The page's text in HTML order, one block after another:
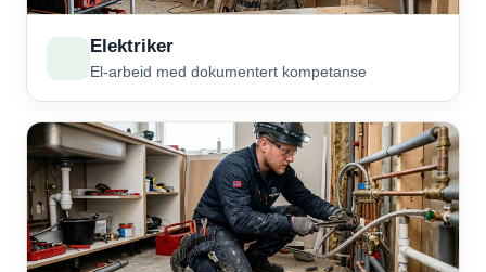
Elektriker
El-arbeid med dokumentert kompetanse